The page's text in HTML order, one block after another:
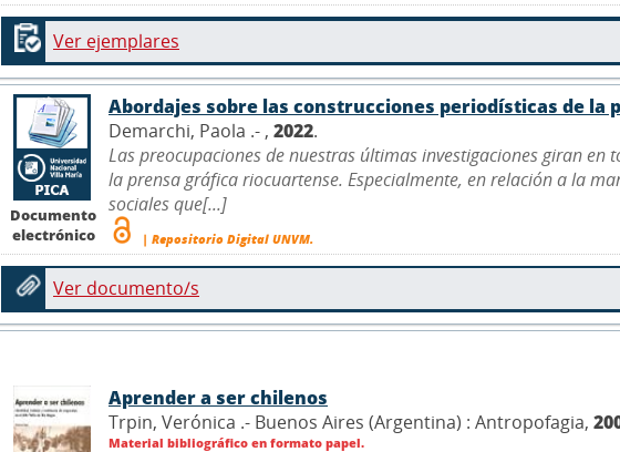
Ver ejemplares
Documento
electrónico
Abordajes sobre las construcciones periodísticas de la
Demarchi, Paola .- , 2022.
Las preocupaciones de nuestras últimas investigaciones giran
la prensa gráfica riocuartense. Especialmente, en relación a la
sociales que[...]
| Repositorio Digital UNVM.
Ver documento/s
Aprender a ser chilenos
Trpin, Verónica .- Buenos Aires (Argentina) : Antropofagia,
Material bibliográfico en formato papel.